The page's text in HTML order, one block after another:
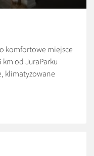
komfortowe miejsce
od JuraParku
klimatyzowane
w pełni wyposażoną
Wi-Fi i
a jednocześnie